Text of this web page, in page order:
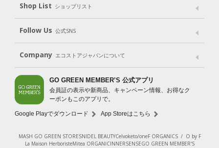
Gift set
Shop List ショップリスト
Shop List
Follow Us 公式SNS
LINE＠ Instagram Facebook
Company エコストアジャパンについて
会社案内 ご利用規約
プライバシーポリシー
特定商取引法に基づく表示
免責事項
法人会員サービス
New Zealand Site
GO GREEN MEMBER’S 公式アプリ
会員証の表示や新商品、キャンペーン情報、お得なク
ーポンもこのアプリで。
Google Playでダウンロード App Storeはこちら
MASH GO GREEN STORESNIDEL BEAUTYCelvoketo/oneF ORGANICS/ O by F
La Maison HerboristeMitea ORGANICINNERSENSEGO GREEN MEMBER'S